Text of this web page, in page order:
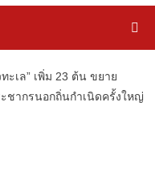
เล” เพิ่ม 23 ต้น ขยาย
ชากรนอกถิ่นกำเนิดครั้งใหญ่